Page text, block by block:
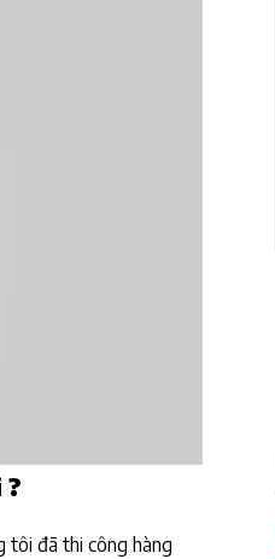
?
tôi đã thi công hàng